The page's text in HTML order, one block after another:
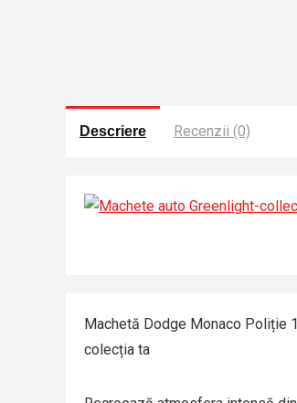
Descriere Recenzii (0)
Machetă Dodge Monaco Poliție
colecția ta